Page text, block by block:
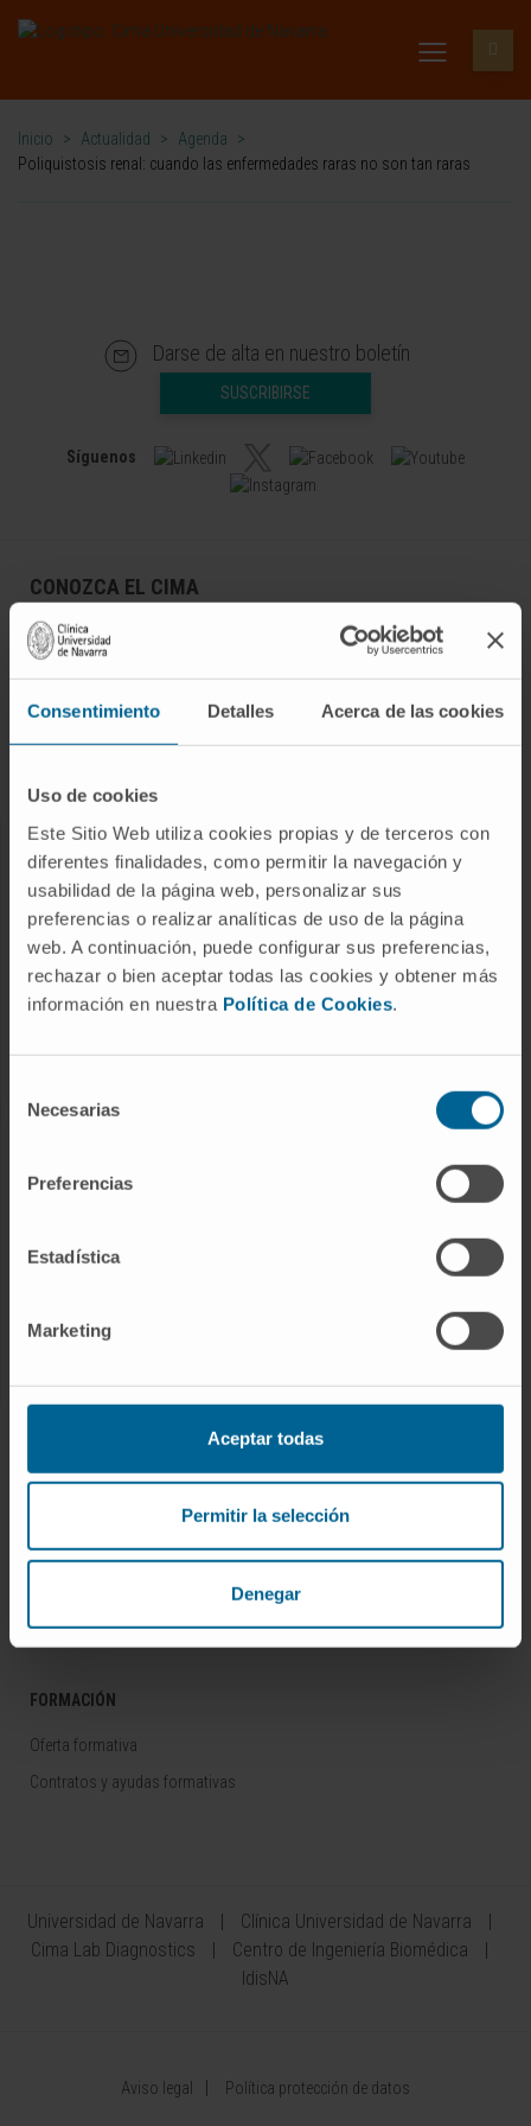
Consentimiento Detalles Acerca de las cookies
Uso de cookies
Este Sitio Web utiliza cookies propias y de terceros con
diferentes finalidades, como permitir la navegación y
usabilidad de la página web, personalizar sus
preferencias o realizar analíticas de uso de la página
web. A continuación, puede configurar sus preferencias,
rechazar o bien aceptar todas las cookies y obtener más
información en nuestra Política de Cookies.
Necesarias
Preferencias
Estadística
Marketing
Aceptar todas
Permitir la selección
Denegar
Inicio > Actualidad > Agenda
>
Poliquistosis renal: cuando las enfermedades raras no son tan raras
Darse de alta en nuestro boletín
SUSCRIBIRSE
Síguenos
CONOZCA EL CIMA
Quiénes somos
Campus de la Universidad de Navarra
Organización
ENFERMEDADES
Cáncer
Enfermedades cardiovasculares
Enfermedades hepáticas
Enfermedades raras
Nuestros Investigadores
Plataformas tecnológicas
Actividad científica
Desarrollo de fármacos / Pipelines
Emprendimiento / Spin off
Área del Inversor
FORMACIÓN
Oferta formativa
Contratos y ayudas formativas
Universidad de Navarra
Clínica Universidad de Navarra
Cima Lab Diagnostics
Centro de Ingeniería Biomédica
IdisNA
Aviso legal Política protección de datos